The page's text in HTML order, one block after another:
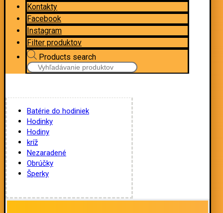
Kontakty
Facebook
Instagram
Filter produktov
Products search
Batérie do hodiniek
Hodinky
Hodiny
kríž
Nezaradené
Obrúčky
Šperky